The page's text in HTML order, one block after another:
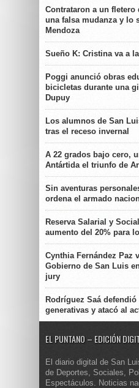
Contrataron a un fletero
una falsa mudanza y lo
Mendoza
Sueño K: Cristina va a
Poggi anunció obras
bicicletas durante una
Dupuy
Los alumnos de San
tras el receso invernal
A 22 grados bajo cero,
Antártida el triunfo de
Sin aventuras
ordena el armado
Reserva Salarial y
aumento del 20% para
Cynthia Fernández Paz
Gobierno de San Luis
jury
Rodríguez Saá
generativas y atacó al
EL PUNTANO – EDICIÓN
El diario digital de San
de Deportes, Sociales,
Espectáculos. Noticias